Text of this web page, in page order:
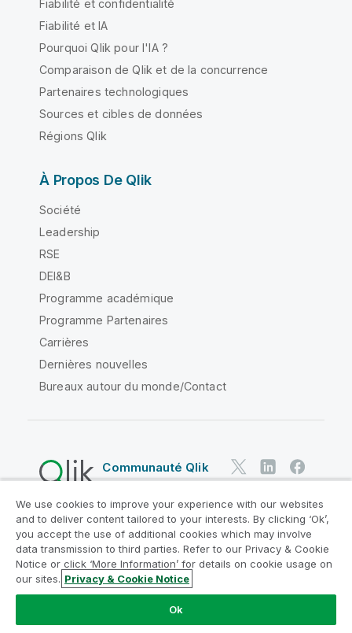
Fiabilité et confidentialité
Fiabilité et IA
Pourquoi Qlik pour l'IA ?
Comparaison de Qlik et de la concurrence
Partenaires technologiques
Sources et cibles de données
Régions Qlik
À Propos De Qlik
Société
Leadership
RSE
DEI&B
Programme académique
Programme Partenaires
Carrières
Dernières nouvelles
Bureaux autour du monde/Contact
Communauté Qlik
Contrats juridiques
Conditions d'utilisation des produits
Legal Policies
Conditions légales
Conditions d'utilisation
Marques
Do Not Share My Info
Copyright © 1993-2026 QlikTech International AB. Tous
We use cookies to improve your experience with our websites
and to deliver content tailored to your interests. By clicking ‘Ok’,
you accept the use of additional cookies which may involve
data transmission to third parties. Refer to our Privacy & Cookie
Notice or click ‘More Information’ for details on cookie usage on
our sites. Privacy & Cookie Notice
Ok